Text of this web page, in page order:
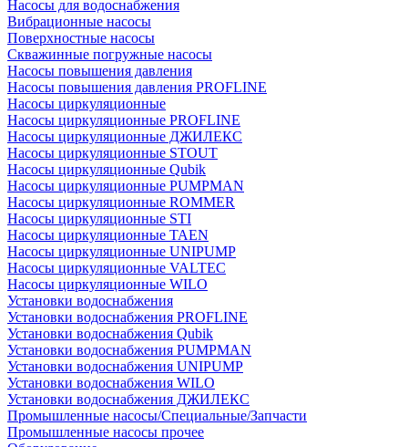
Насосы для водоснабжения
Вибрационные насосы
Поверхностные насосы
Скважинные погружные насосы
Насосы повышения давления
Насосы повышения давления PROFLINE
Насосы циркуляционные
Насосы циркуляционные PROFLINE
Насосы циркуляционные ДЖИЛЕКС
Насосы циркуляционные STOUT
Насосы циркуляционные Qubik
Насосы циркуляционные PUMPMAN
Насосы циркуляционные ROMMER
Насосы циркуляционные STI
Насосы циркуляционные TAEN
Насосы циркуляционные UNIPUMP
Насосы циркуляционные VALTEC
Насосы циркуляционные WILO
Установки водоснабжения
Установки водоснабжения PROFLINE
Установки водоснабжения Qubik
Установки водоснабжения PUMPMAN
Установки водоснабжения UNIPUMP
Установки водоснабжения WILO
Установки водоснабжения ДЖИЛЕКС
Промышленные насосы/Специальные/Запчасти
Промышленные насосы прочее